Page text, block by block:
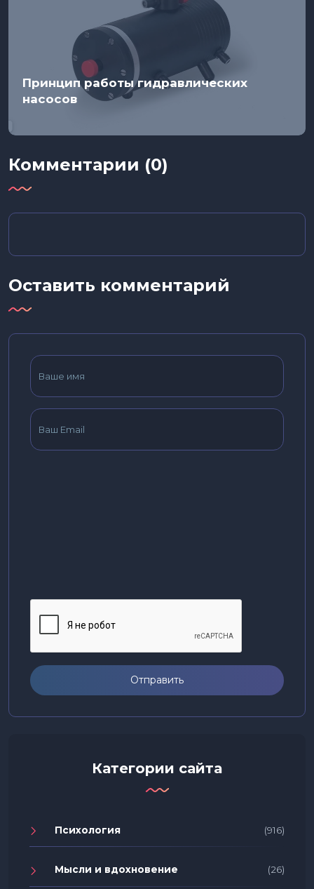
Принцип работы гидравлических
насосов
Комментарии (0)
Оставить комментарий
Отправить
Категории сайта
Психология (916)
Мысли и вдохновение (26)